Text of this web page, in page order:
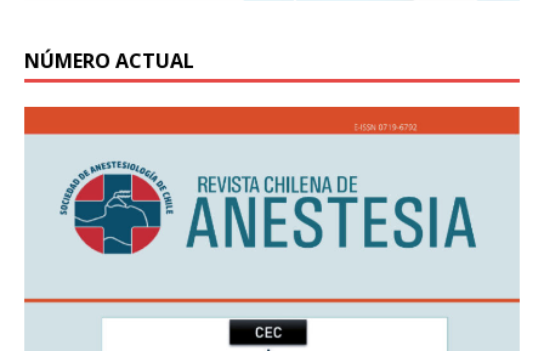
NÚMERO ACTUAL